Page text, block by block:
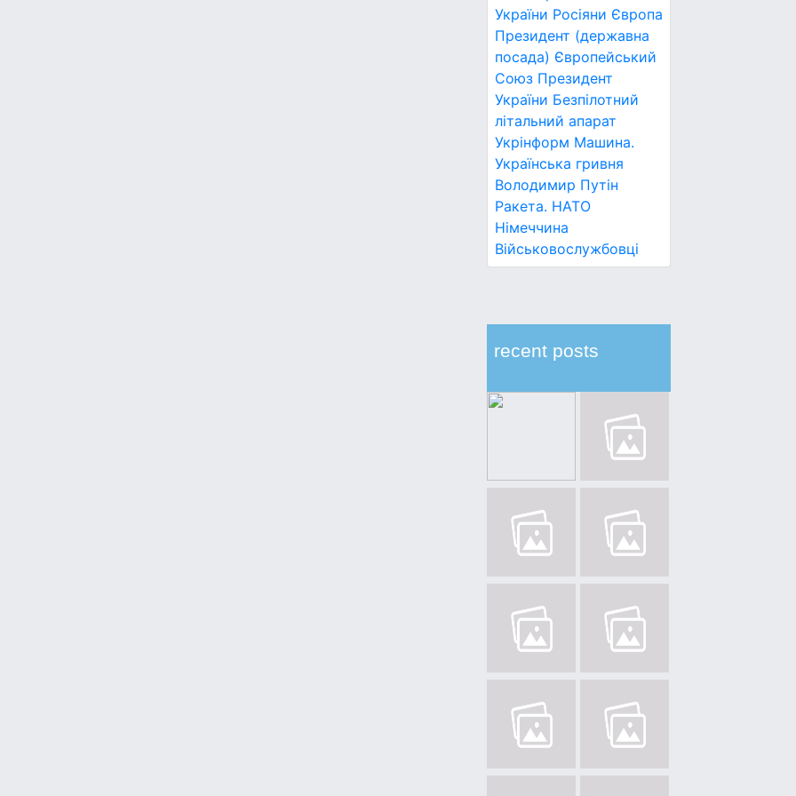
України Росіяни Європа
Президент (державна
посада) Європейський
Союз Президент
України Безпілотний
літальний апарат
Укрінформ Машина.
Українська гривня
Володимир Путін
Ракета. НАТО
Німеччина
Військовослужбовці
recent posts